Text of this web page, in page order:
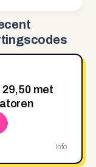
met
Info